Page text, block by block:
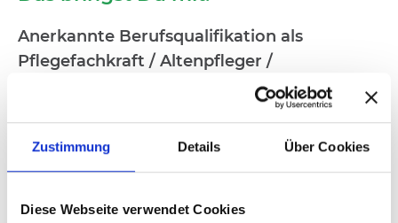
Zustimmung Details Über Cookies
Diese Webseite verwendet Cookies
Anerkannte Berufsqualifikation als
Pflegefachkraft / Altenpfleger /
Gesundheits- & Krankenpfleger (m/w/d)
Gültige Berufserlaubnis in Deutschland
Einfühlungsvermögen & Teamfähigkeit
Körperliche Belastbarkeit
Anästhesiepflege wünschenswert, aber nicht